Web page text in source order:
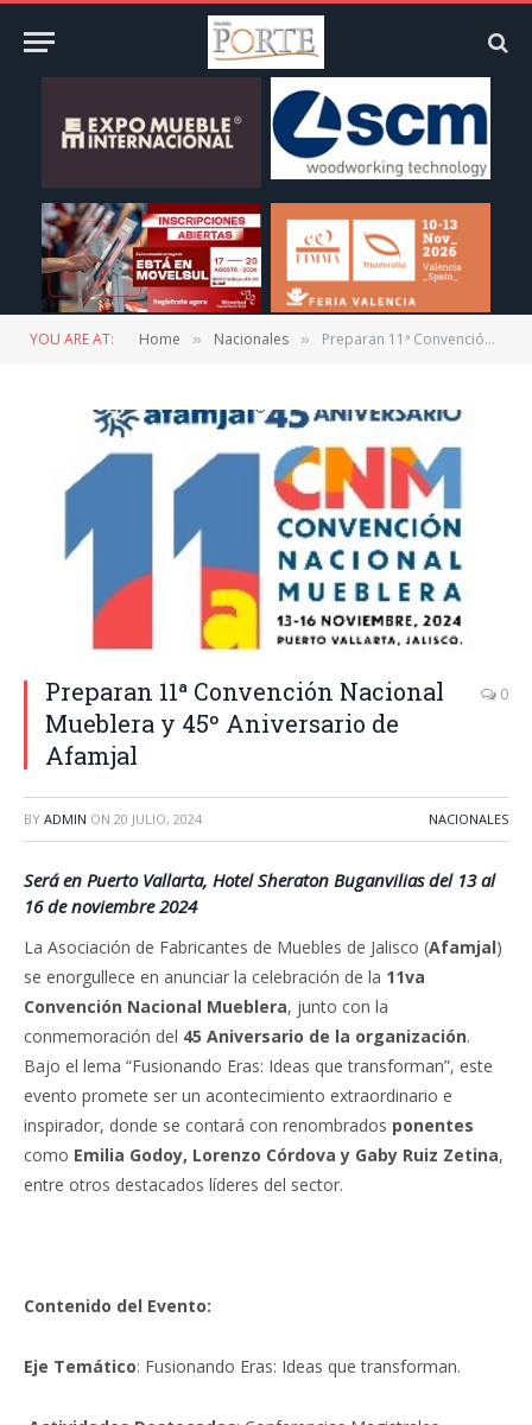
YOU ARE AT: Home » Nacionales » Preparan 11ª Convención Nacional Mueblera y 45º Aniversario de Afamjal
Preparan 11ª Convención Nacional
Mueblera y 45º Aniversario de
Afamjal
0
BY ADMIN ON 20 JULIO, 2024 NACIONALES
Será en Puerto Vallarta, Hotel Sheraton Buganvilias del 13 al
16 de noviembre 2024
La Asociación de Fabricantes de Muebles de Jalisco (Afamjal)
se enorgullece en anunciar la celebración de la 11va
Convención Nacional Mueblera, junto con la
conmemoración del 45 Aniversario de la organización.
Bajo el lema “Fusionando Eras: Ideas que transforman”, este
evento promete ser un acontecimiento extraordinario e
inspirador, donde se contará con renombrados ponentes
como Emilia Godoy, Lorenzo Córdova y Gaby Ruiz Zetina,
entre otros destacados líderes del sector.
Contenido del Evento:
Eje Temático: Fusionando Eras: Ideas que transforman.